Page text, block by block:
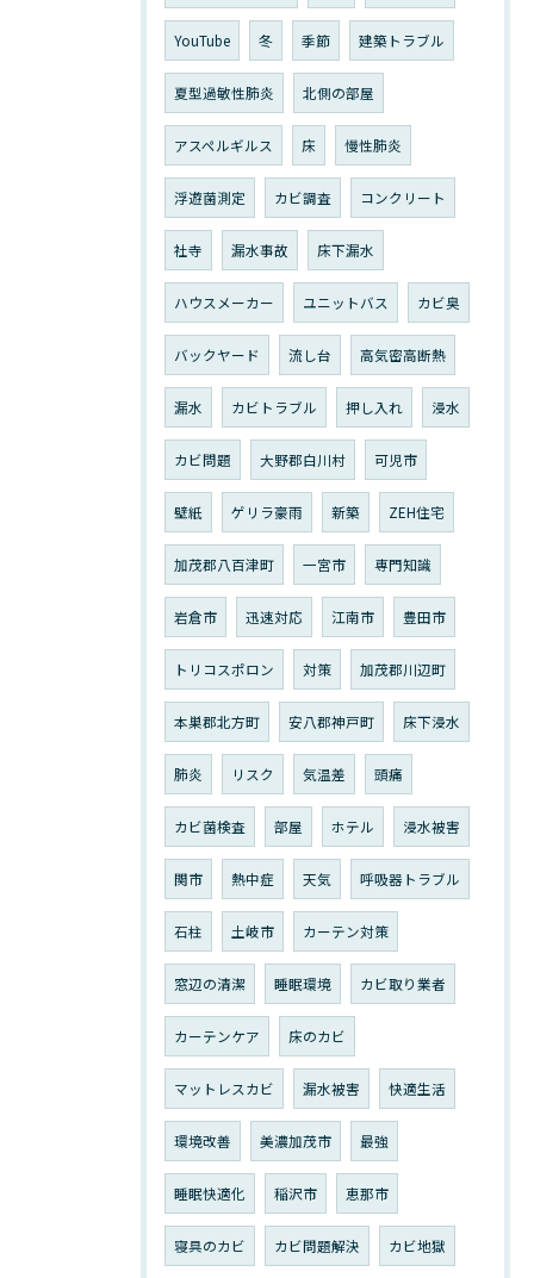
YouTube 冬 季節 建築トラブル
夏型過敏性肺炎 北側の部屋
アスペルギルス 床 慢性肺炎
浮遊菌測定 カビ調査 コンクリート
社寺 漏水事故 床下漏水
ハウスメーカー ユニットバス カビ臭
バックヤード 流し台 高気密高断熱
漏水 カビトラブル 押し入れ 浸水
カビ問題 大野郡白川村 可児市
壁紙 ゲリラ豪雨 新築 ZEH住宅
加茂郡八百津町 一宮市 専門知識
岩倉市 迅速対応 江南市 豊田市
トリコスポロン 対策 加茂郡川辺町
本巣郡北方町 安八郡神戸町 床下浸水
肺炎 リスク 気温差 頭痛
カビ菌検査 部屋 ホテル 浸水被害
関市 熱中症 天気 呼吸器トラブル
石柱 土岐市 カーテン対策
窓辺の清潔 睡眠環境 カビ取り業者
カーテンケア 床のカビ
マットレスカビ 漏水被害 快適生活
環境改善 美濃加茂市 最強
睡眠快適化 稲沢市 恵那市
寝具のカビ カビ問題解決 カビ地獄